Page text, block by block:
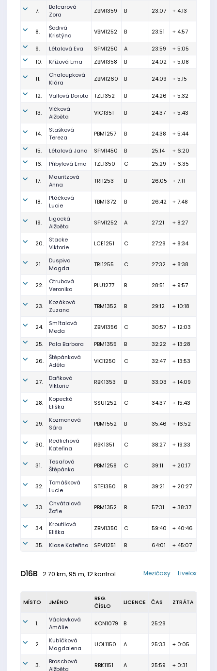
7.
Balcarová
Zora
ZBM1359 B 23:07 + 4:13
8.
Šedivá
Kristýna
VBM1252 B 23:51 + 4:57
9. Létalová Eva SFM1250 A 23:59
+ 5:05
10.
Křížová Ema ZBM1358 B 24:02 + 5:08
11.
Chaloupková
Klára
ZBM1260 B 24:09 + 5:15
12. Vallová Dorota TZL1352 B 24:26 + 5:32
13.
Vlčková
Alžběta
VIC1351 B 24:37 + 5:43
14.
Stašková
Tereza
PBM1257 B 24:38 + 5:44
15. Létalová Jana SFM1450 B 25:14
+ 6:20
16.
Přibylová Ema TZL1350 C 25:29 + 6:35
17.
Mauritzová
Anna
TRI1253 B 26:05 + 7:11
18.
Ptáčková
Lucie
TBM1372 B 26:42 + 7:48
19.
Ligocká
Alžběta
SFM1252 A 27:21 + 8:27
20.
Stacke
Viktorie
LCE1251 C 27:28 + 8:34
21.
Duspiva
Magda
TRI1255 C 27:32 + 8:38
22.
Otrubová
Veronika
PLU1277 B 28:51 + 9:57
23.
Kozáková
Zuzana
TBM1352 B 29:12 + 10:18
24.
Smítalová
Meda
ZBM1356 C 30:57 + 12:03
25. Pala Barbora PBM1355 B 32:22 + 13:28
26.
Štěpánková
Adéla
VIC1250 C 32:47 + 13:53
27.
Daňková
Viktorie
RBK1353 B 33:03 + 14:09
28.
Kopecká
Eliška
SSU1252 C 34:37 + 15:43
29.
Kozmonová
Sára
PBM1552 B 35:46 + 16:52
30.
Redlichová
Kateřina
RBK1351 C 38:27 + 19:33
31.
Tesařová
Štěpánka
PBM1258 C 39:11 + 20:17
32.
Tomášková
Lucie
STE1350 B 39:21 + 20:27
33.
Chvátalová
Žofie
PBM1352 B 57:31 + 38:37
34.
Kroutilová
Eliška
ZBM1350 C 59:40 + 40:46
35. Klose Kateřina SFM1251 B 64:01 + 45:07
D16B 2.70 km, 95 m, 12 kontrol Livelox
Mezičasy
MÍSTO JMÉNO
REG.
ČÍSLO
LICENCE ČAS ZTRÁTA
1.
Václavková
Amálie
KON1079 B 25:28
2.
Kubíčková
Magdalena
UOL1150 A 25:33 + 0:05
3.
Broschová
Alžběta
RBK1151 A 25:59 + 0:31